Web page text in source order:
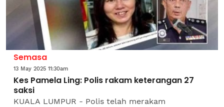
Semasa
13 May 2025 11:30am
Kes Pamela Ling: Polis rakam keterangan 27
saksi
KUALA LUMPUR - Polis telah merakam